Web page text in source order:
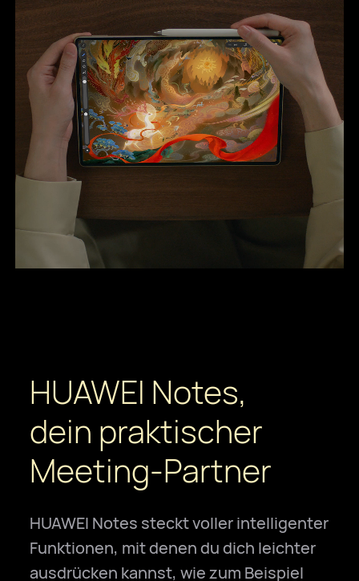
HUAWEI Notes,
dein praktischer
Meeting-Partner
HUAWEI Notes steckt voller intelligenter
Funktionen, mit denen du dich leichter
ausdrücken kannst, wie zum Beispiel